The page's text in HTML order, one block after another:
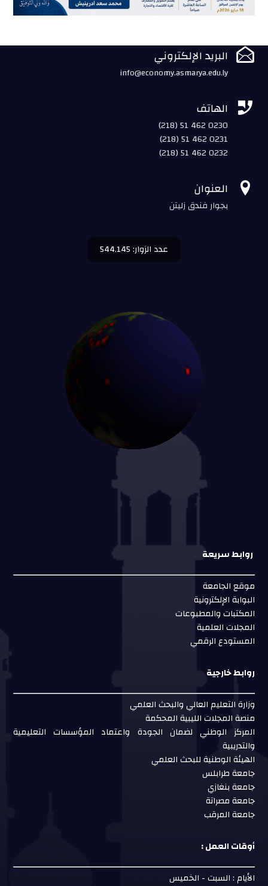
 البريد الإلكتروني
info@economy.asmarya.edu.ly
 الهاتف
(218) 51 462 0230
(218) 51 462 0231
(218) 51 462 0232
 العنوان
بجوار فندق زليتن
عدد الزوار: 544,145
روابط سريعة
موقع الجامعة
البوابة الإلكترونية
المكتبات والمطبوعات
المجلات العلمية
المستودع الرقمي
روابط خارجية
وزارة التعليم العالي والبحث العلمي
منصة المجلات الليبية المحكمة
المركز الوطني لضمان الجودة واعتماد المؤسسات التعليمية
والتدريبية
الهيئة الوطنية للبحث العلمي
جامعة طرابلس
جامعة بنغازي
جامعة مصراتة
جامعة المرقب
أوقات العمل :
الأيام : السبت - الخميس